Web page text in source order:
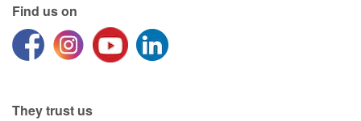
Find us on
They trust us